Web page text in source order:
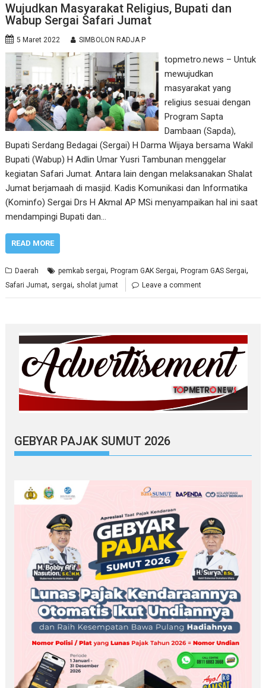
Wujudkan Masyarakat Religius, Bupati dan
Wabup Sergai Safari Jumat
5 Maret 2022 SIMBOLON RADJA P
topmetro.news – Untuk
mewujudkan
masyarakat yang
religius sesuai dengan
Program Sapta
Dambaan (Sapda),
Bupati Serdang Bedagai (Sergai) H Darma Wijaya bersama Wakil
Bupati (Wabup) H Adlin Umar Yusri Tambunan menggelar
kegiatan Safari Jumat. Antara lain dengan melaksanakan Shalat
Jumat berjamaah di masjid. Kadis Komunikasi dan Informatika
(Kominfo) Sergai Drs H Akmal AP MSi menyampaikan hal ini saat
mendampingi Bupati dan…
READ MORE
Daerah pemkab sergai,Program GAK Sergai,Program GAS Sergai,
Safari Jumat, sergai, sholat jumat Leave a comment
GEBYAR PAJAK SUMUT 2026